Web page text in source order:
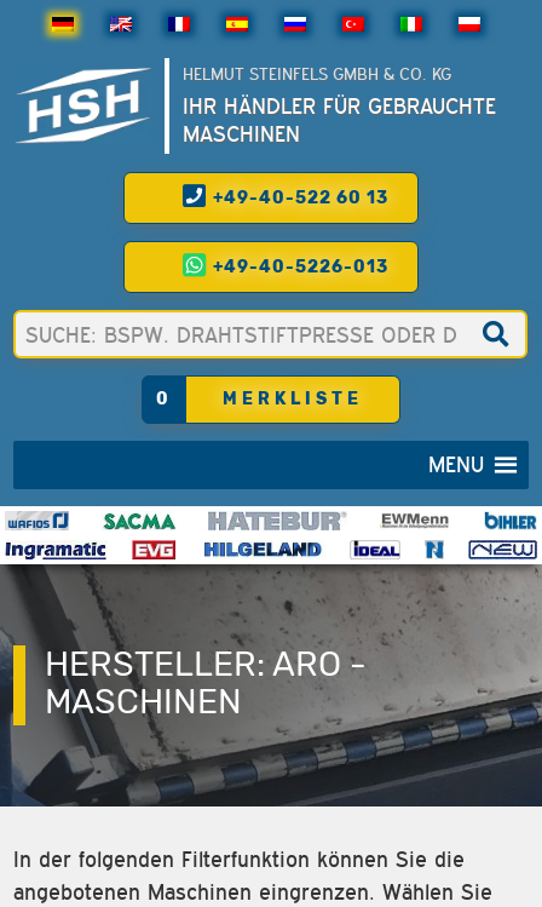
HELMUT STEINFELS GMBH & CO. KG
IHR HÄNDLER FÜR GEBRAUCHTE
MASCHINEN
+49-40-522 60 13
+49-40-5226-013
0 MERKLISTE
MENU
HERSTELLER: ARO -
MASCHINEN
In der folgenden Filterfunktion können Sie die
angebotenen Maschinen eingrenzen. Wählen Sie